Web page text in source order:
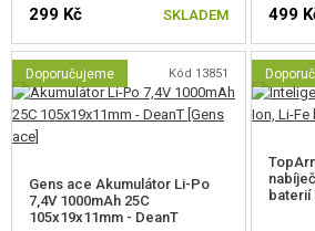
299 Kč SKLADEM 499
Doporučujeme Kód 13851
Gens ace Akumulátor Li-Po
7,4V 1000mAh 25C
105x19x11mm - DeanT
baterií